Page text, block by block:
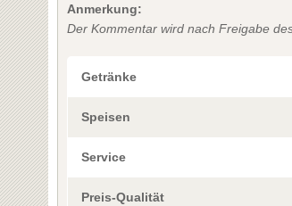
Anmerkung:
Der Kommentar wird nach Freigabe
Getränke
Speisen
Service
Preis-Qualität